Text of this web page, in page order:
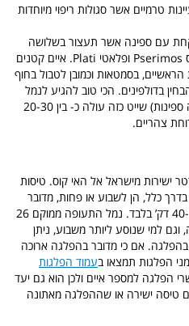
טרמיים אשר סגולות ריפוי מיוחדות
עם ספינה אשר תעצור בשלושה
איים: קלימנוס Kalymanos, פסרימוס Pserimos ופלאטי Plati. איים קטנים
בסמטאות וכמובן לטבול בחוף
בדולפינים. הכי טוב להגיע לנמל
צהריים.
ישירות מישראל אל האי קוס. טיסות
בדרך כלל, הן לשבוע או פחות, מדובר
קלה ומהירה שאורכת כשעה ו-40 דק’ בלבד. נמל התעופה ממוקם 26
וגם למי שנוסע ליותר משבוע, ניתן
אם כי מדובר בהפלגה ארוכה
עמוד הפלגות
הפלגה למספר איים ולכן הוא גם יעד
טיסה ישירה או שההפלגה מאתונה